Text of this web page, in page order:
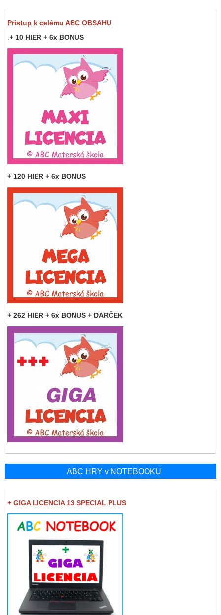
Prístup k celému ABC OBSAHU
.+ 10 HIER + 6x BONUS
+ 120 HIER + 6x BONUS
+ 262 HIER + 6x BONUS + DARČEK
ABC HRY v NOTEBOOKU
+ GIGA LICENCIA 13 SPECIAL PLUS